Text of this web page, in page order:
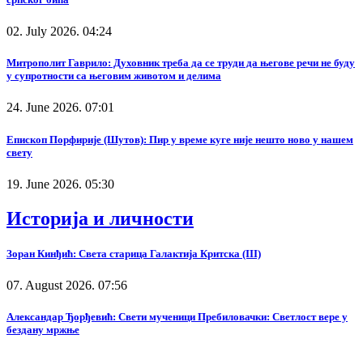
02. July 2026. 04:24
Митрополит Гаврило: Духовник треба да се труди да његове речи не буду
у супротности са његовим животом и делима
24. June 2026. 07:01
Епископ Порфирије (Шутов): Пир у време куге није нешто ново у нашем
свету
19. June 2026. 05:30
Историја и личности
Зоран Кинђић: Света старица Галактија Критска (III)
07. August 2026. 07:56
Александар Ђорђевић: Свети мученици Пребиловачки: Светлост вере у
бездану мржње